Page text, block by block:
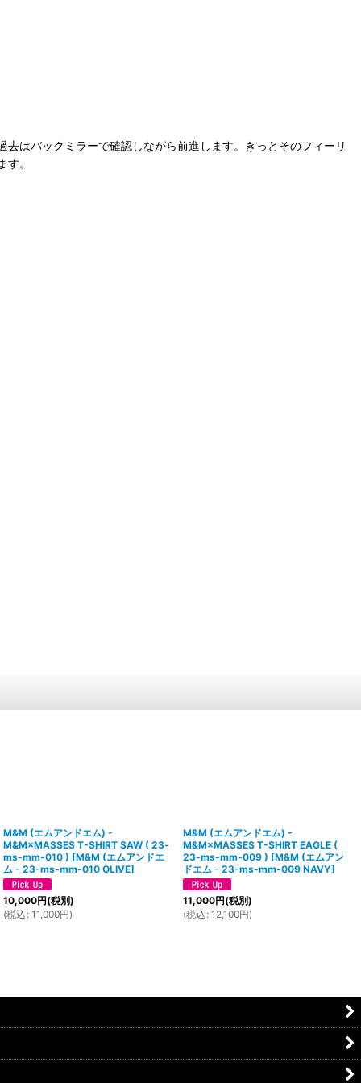
はバックミラーで確認しながら前進します。きっとそのフィーリ
。
M&M (エムアンドエム) -
M&M×MASSES T-SHIRT SAW ( 23-
ms-mm-010 ) [M&M (エムアンドエ
ム - 23-ms-mm-010 OLIVE]
10,000円(税別)
(税込 : 11,000円)
M&M (エムアンドエム) -
M&M×MASSES T-SHIRT EAGLE (
23-ms-mm-009 ) [M&M (エムアン
ドエム - 23-ms-mm-009 NAVY]
11,000円(税別)
(税込 : 12,100円)